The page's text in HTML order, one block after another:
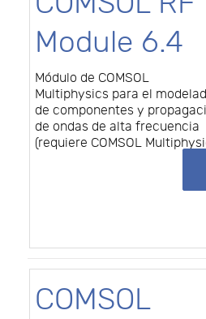
Module 6.4
Módulo de COMSOL
Multiphysics para el
de componentes y
de ondas de alta frecuencia
(requiere COMSOL
COMSOL